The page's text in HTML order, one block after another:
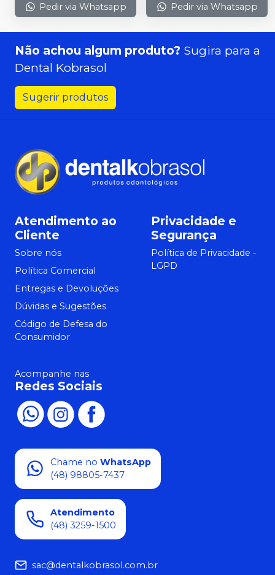
Pedir via Whatsapp Pedir via Whatsapp
Não achou algum produto? Sugira para a
Dental Kobrasol
Sugerir produtos
Atendimento ao
Cliente
Sobre nós
Política Comercial
Entregas e Devoluções
Dúvidas e Sugestões
Código de Defesa do
Consumidor
Privacidade e
Segurança
Política de Privacidade -
LGPD
Acompanhe nas
Redes Sociais
Chame no WhatsApp
(48) 98805-7437
Atendimento
(48) 3259-1500
sac@dentalkobrasol.com.br